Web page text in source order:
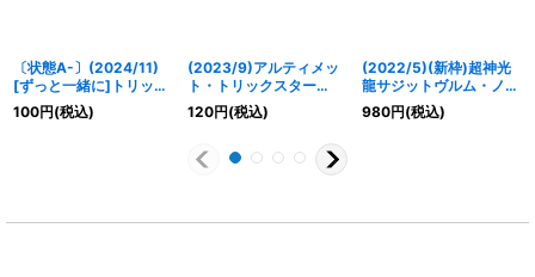
〔状態A-〕(2024/11)
[ずっと一緒に]トリック
スター【契約X】
{BSC43-CX02}《黄》
100円(税込)
(2023/9)アルティメッ
ト・トリックスター
(SD65収録)【X】
{BSC17-X04}《黄》
120円(税込)
(2022/5)(新枠)超神光
龍サジットヴルム・ノヴ
ァ【10thX】{BS47-
10thX01}《赤》
980円(税込)